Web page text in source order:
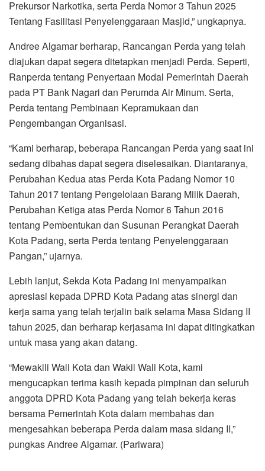
Prekursor Narkotika, serta Perda Nomor 3 Tahun 2025
Tentang Fasilitasi Penyelenggaraan Masjid,” ungkapnya.
Andree Algamar berharap, Rancangan Perda yang telah
diajukan dapat segera ditetapkan menjadi Perda. Seperti,
Ranperda tentang Penyertaan Modal Pemerintah Daerah
pada PT Bank Nagari dan Perumda Air Minum. Serta,
Perda tentang Pembinaan Kepramukaan dan
Pengembangan Organisasi.
“Kami berharap, beberapa Rancangan Perda yang saat ini
sedang dibahas dapat segera diselesaikan. Diantaranya,
Perubahan Kedua atas Perda Kota Padang Nomor 10
Tahun 2017 tentang Pengelolaan Barang Milik Daerah,
Perubahan Ketiga atas Perda Nomor 6 Tahun 2016
tentang Pembentukan dan Susunan Perangkat Daerah
Kota Padang, serta Perda tentang Penyelenggaraan
Pangan,” ujarnya.
Lebih lanjut, Sekda Kota Padang ini menyampaikan
apresiasi kepada DPRD Kota Padang atas sinergi dan
kerja sama yang telah terjalin baik selama Masa Sidang II
tahun 2025, dan berharap kerjasama ini dapat ditingkatkan
untuk masa yang akan datang.
“Mewakili Wali Kota dan Wakil Wali Kota, kami
mengucapkan terima kasih kepada pimpinan dan seluruh
anggota DPRD Kota Padang yang telah bekerja keras
bersama Pemerintah Kota dalam membahas dan
mengesahkan beberapa Perda dalam masa sidang II,”
pungkas Andree Algamar. (Pariwara)